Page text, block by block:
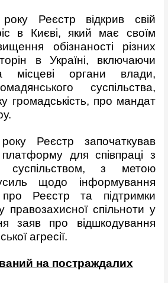
Реєстр відкрив свій
в Києві, який має своїм
обізнаності різних
в Україні, включаючи
місцеві органи влади,
суспільства,
громадськість, про мандат
Реєстр започаткував
для співпраці з
суспільством, з метою
щодо інформування
Реєстр та підтримки
правозахисної спільноти у
заяв про відшкодування
агресії.
на постраждалих